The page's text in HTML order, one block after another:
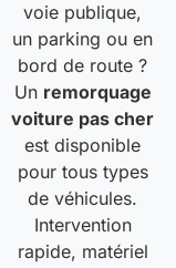
voie publique,
un parking ou en
bord de route ?
Un remorquage
voiture pas cher
est disponible
pour tous types
de véhicules.
Intervention
rapide, matériel